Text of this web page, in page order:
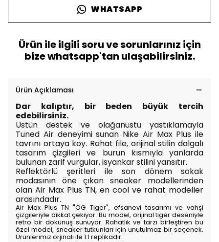
WHATSAPP
Ürün ile ilgili soru ve sorunlarınız için
bize whatsapp'tan ulaşabilirsiniz.
Ürün Açıklaması
Dar kalıptır, bir beden büyük tercih
edebilirsiniz.
Üstün destek ve olağanüstü yastıklamayla
Tuned Air deneyimi sunan Nike Air Max Plus ile
tavrını ortaya koy. Rahat file, orijinal stilin dalgalı
tasarım çizgileri ve burun kısmıyla yanlarda
bulunan zarif vurgular, isyankar stilini yansıtır.
Reflektörlü şeritleri ile son dönem sokak
modasının öne çıkan sneaker modellerinden
olan Air Max Plus TN, en cool ve rahat modeller
arasındadır.
Air Max Plus TN "OG Tiger", efsanevi tasarımı ve vahşi
çizgileriyle dikkat çekiyor. Bu model, orijinal tiger deseniyle
retro bir dokunuş sunuyor. Rahatlık ve tarzı birleştiren bu
özel model, sneaker tutkunları için unutulmaz bir seçenek.
Ürünlerimiz orjinali ile 1:1 replikadır.